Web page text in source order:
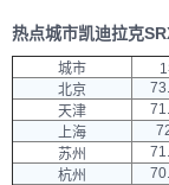
热点城市凯迪拉克
城市
北京
天津
上海
苏州
杭州